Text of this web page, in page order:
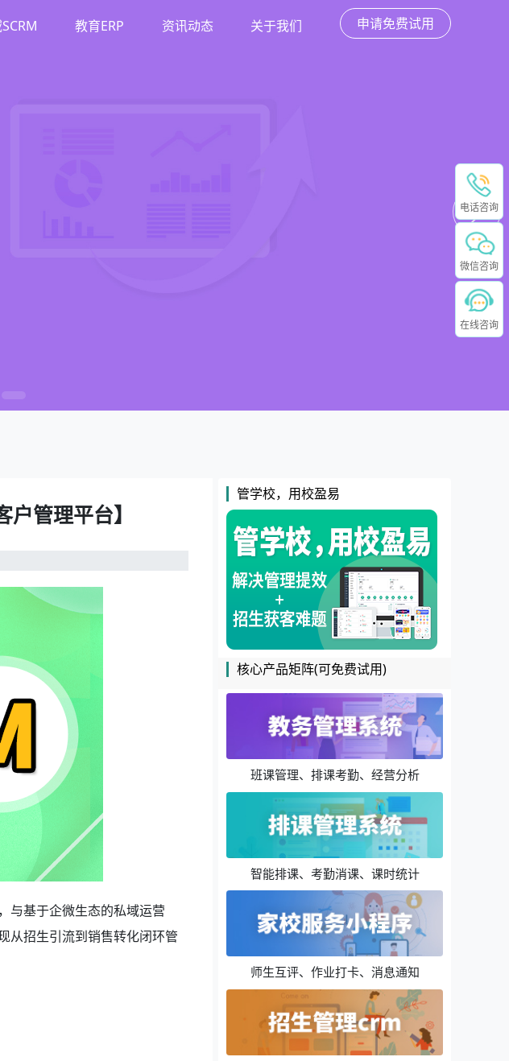
教育ERP 资讯动态 关于我们 申请免费试用
管理平台】
与基于企微生态的私域运营
从招生引流到销售转化闭环管
管学校，用校盈易
核心产品矩阵(可免费试用)
班课管理、排课考勤、经营分析
智能排课、考勤消课、课时统计
师生互评、作业打卡、消息通知
电话咨询
微信咨询
在线咨询